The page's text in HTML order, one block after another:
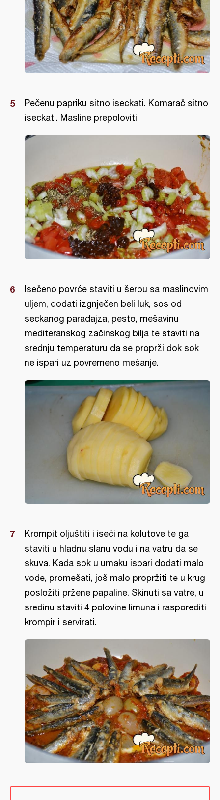
Pečenu papriku sitno iseckati. Komarač sitno
iseckati. Masline prepoloviti.
Isečeno povrće staviti u šerpu sa maslinovim
uljem, dodati izgnječen beli luk, sos od
seckanog paradajza, pesto, mešavinu
mediteranskog začinskog bilja te staviti na
srednju temperaturu da se proprži dok sok
ne ispari uz povremeno mešanje.
Krompit oljuštiti i iseći na kolutove te ga
staviti u hladnu slanu vodu i na vatru da se
skuva. Kada sok u umaku ispari dodati malo
vode, promešati, još malo propržiti te u krug
posložiti pržene papaline. Skinuti sa vatre, u
sredinu staviti 4 polovine limuna i rasporediti
krompir i servirati.